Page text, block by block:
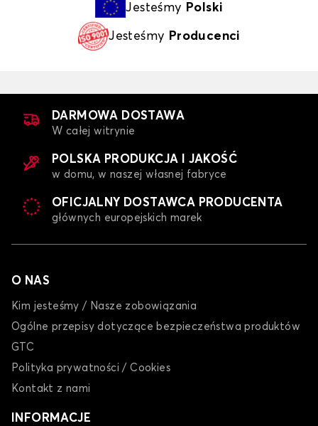
Jesteśmy Polski
Jesteśmy Producenci
DARMOWA DOSTAWA
W całej witrynie
POLSKA PRODUKCJA I JAKOŚĆ
w domu, w naszej własnej fabryce
OFICJALNY DOSTAWCA PRODUCENTA
głównych europejskich marek
O NAS
Kim jesteśmy / Nasze zobowiązania
Ogólne przepisy dotyczące bezpieczeństwa produktów
GTC
Polityka prywatności / Cookies
Kontakt z nami
INFORMACJE